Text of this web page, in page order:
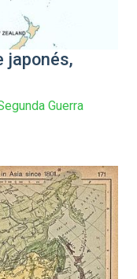
japonés,
Guerra